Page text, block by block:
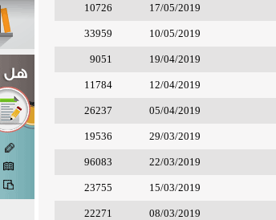
17/05/2019
10726
10/05/2019
33959
19/04/2019
9051
12/04/2019
11784
05/04/2019
26237
29/03/2019
19536
22/03/2019
96083
15/03/2019
23755
08/03/2019
22271